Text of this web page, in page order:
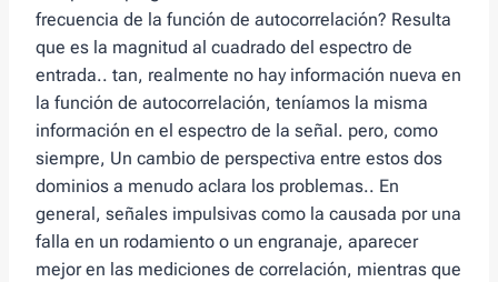
frecuencia de la función de autocorrelación? Resulta
que es la magnitud al cuadrado del espectro de
entrada.. tan, realmente no hay información nueva en
la función de autocorrelación, teníamos la misma
información en el espectro de la señal. pero, como
siempre, Un cambio de perspectiva entre estos dos
dominios a menudo aclara los problemas.. En
general, señales impulsivas como la causada por una
falla en un rodamiento o un engranaje, aparecer
mejor en las mediciones de correlación, mientras que